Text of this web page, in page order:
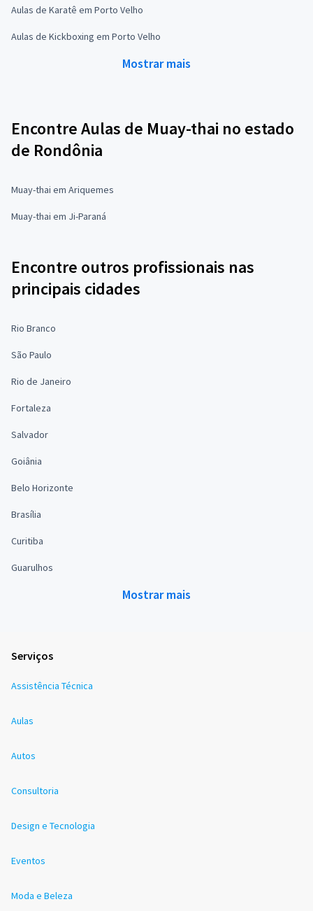
Aulas de Karatê em Porto Velho
Aulas de Kickboxing em Porto Velho
Mostrar mais
Encontre Aulas de Muay-thai no estado
de Rondônia
Muay-thai em Ariquemes
Muay-thai em Ji-Paraná
Encontre outros profissionais nas
principais cidades
Rio Branco
São Paulo
Rio de Janeiro
Fortaleza
Salvador
Goiânia
Belo Horizonte
Brasília
Curitiba
Guarulhos
Mostrar mais
Serviços
Assistência Técnica
Aulas
Autos
Consultoria
Design e Tecnologia
Eventos
Moda e Beleza